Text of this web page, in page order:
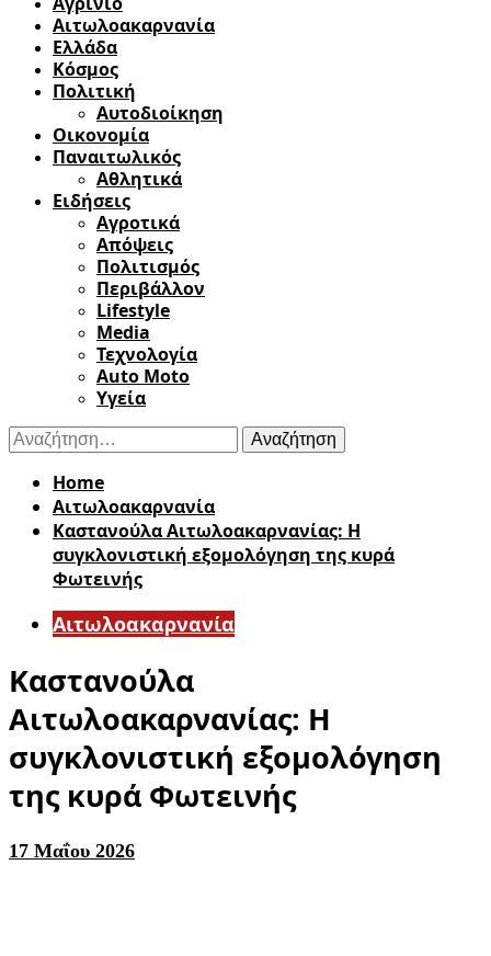
Αιτωλοακαρνανία
Ελλάδα
Κόσμος
Πολιτική
Αυτοδιοίκηση
Οικονομία
Παναιτωλικός
Αθλητικά
Ειδήσεις
Αγροτικά
Απόψεις
Πολιτισμός
Περιβάλλον
Lifestyle
Media
Τεχνολογία
Auto Moto
Υγεία
Αναζήτηση
για:
Home
Αιτωλοακαρνανία
Καστανούλα Αιτωλοακαρνανίας: Η
συγκλονιστική εξομολόγηση της κυρά
Φωτεινής
Αιτωλοακαρνανία
Καστανούλα
Αιτωλοακαρνανίας: Η
συγκλονιστική εξομολόγηση
της κυρά Φωτεινής
17 Μαΐου 2026